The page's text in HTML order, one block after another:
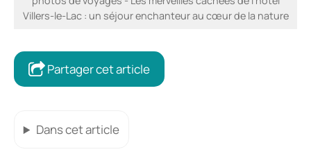
Villers-le-Lac : un séjour enchanteur au cœur de la nature
Partager cet article
Dans cet article